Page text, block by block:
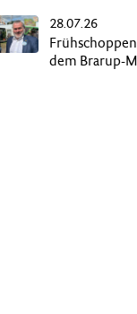
28.07.26
dem Brarup-